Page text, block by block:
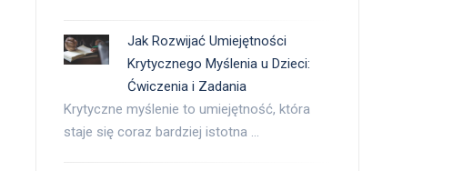
Jak Rozwijać Umiejętności
Krytycznego Myślenia u Dzieci:
Ćwiczenia i Zadania
Krytyczne myślenie to umiejętność, która
staje się coraz bardziej istotna …